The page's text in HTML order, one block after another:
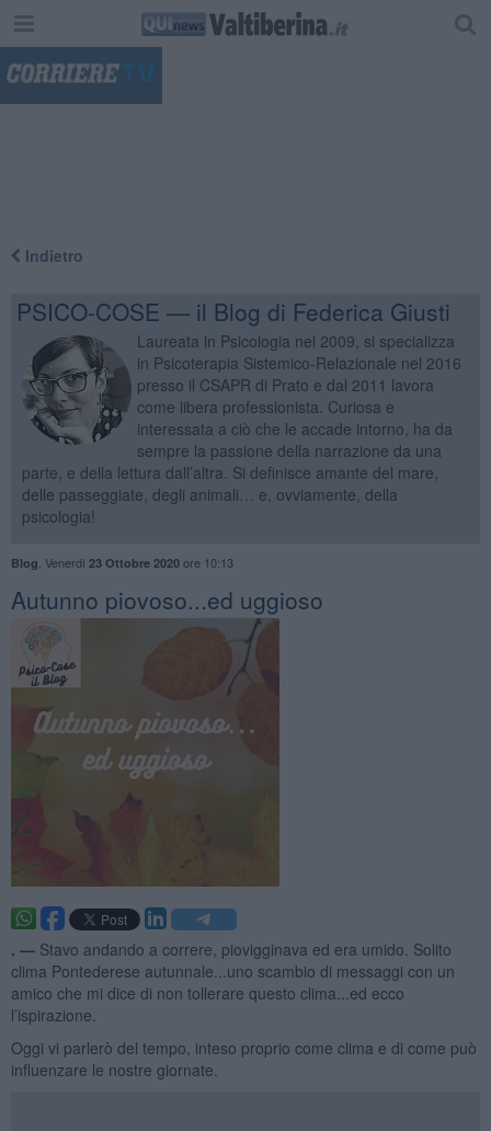
Indietro
PSICO-COSE — il Blog di Federica Giusti
Laureata in Psicologia nel 2009, si specializza
in Psicoterapia Sistemico-Relazionale nel 2016
presso il CSAPR di Prato e dal 2011 lavora
come libera professionista. Curiosa e
interessata a ciò che le accade intorno, ha da
sempre la passione della narrazione da una
parte, e della lettura dall’altra. Si definisce amante del mare,
delle passeggiate, degli animali… e, ovviamente, della
psicologia!
Blog Venerdì 23 Ottobre 2020ore 10:13
Autunno piovoso...ed uggioso
. — Stavo andando a correre, piovigginava ed era umido. Solito
clima Pontederese autunnale...uno scambio di messaggi con un
amico che mi dice di non tollerare questo clima...ed ecco
l’ispirazione.
Oggi vi parlerò del tempo, inteso proprio come clima e di come può
influenzare le nostre giornate.